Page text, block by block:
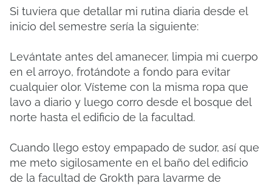
Si tuviera que detallar mi rutina diaria desde el
inicio del semestre sería la siguiente:
Levántate antes del amanecer, limpia mi cuerpo
en el arroyo, frotándote a fondo para evitar
cualquier olor. Vísteme con la misma ropa que
lavo a diario y luego corro desde el bosque del
norte hasta el edificio de la facultad.
Cuando llego estoy empapado de sudor, así que
me meto sigilosamente en el baño del edificio
de la facultad de Grokth para lavarme de